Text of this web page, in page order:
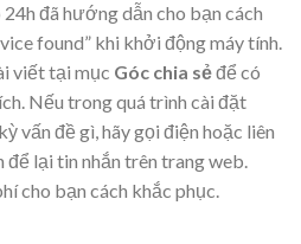
24h đã hướng dẫn cho bạn cách
found” khi khởi động máy tính.
viết tại mục Góc chia sẻđể có
Nếu trong quá trình cài đặt
vấn đề gì, hãy gọi điện hoặc liên
lại tin nhắn trên trang web.
cho bạn cách khắc phục.